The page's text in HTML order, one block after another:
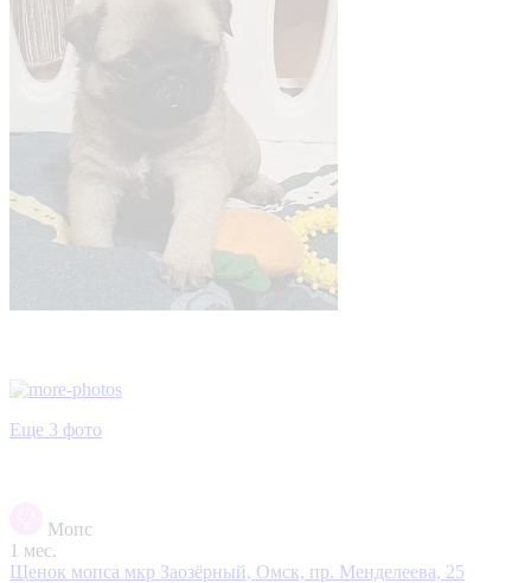
Еще 3 фото
Мопс
1 мес.
Щенок мопса мкр Заозёрный, Омск, пр. Менделеева, 25